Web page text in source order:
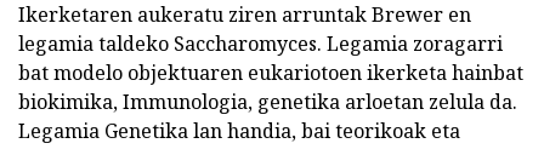
Ikerketaren aukeratu ziren arruntak Brewer en
legamia taldeko Saccharomyces. Legamia zoragarri
bat modelo objektuaren eukariotoen ikerketa hainbat
biokimika, Immunologia, genetika arloetan zelula da.
Legamia Genetika lan handia, bai teorikoak eta